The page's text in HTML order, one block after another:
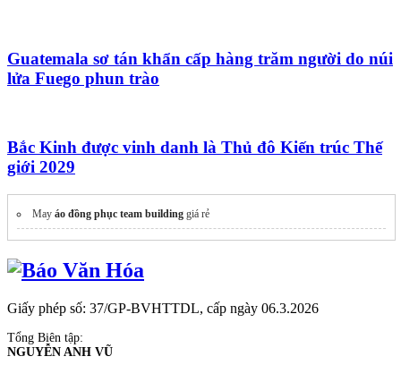
Guatemala sơ tán khẩn cấp hàng trăm người do núi
lửa Fuego phun trào
Bắc Kinh được vinh danh là Thủ đô Kiến trúc Thế
giới 2029
May áo đồng phục team building giá rẻ
Giấy phép số: 37/GP-BVHTTDL, cấp ngày 06.3.2026
Tổng Biên tập:
NGUYỄN ANH VŨ